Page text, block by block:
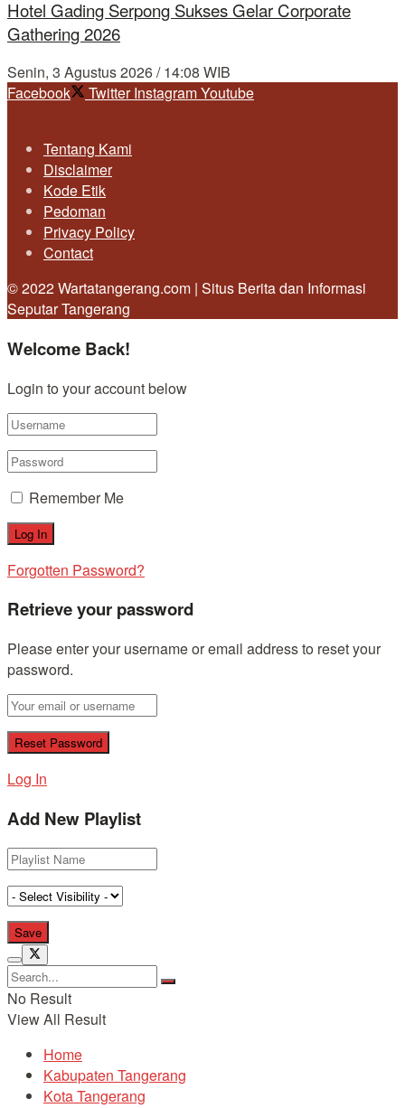
Hotel Gading Serpong Sukses Gelar Corporate
Gathering 2026
Senin, 3 Agustus 2026 / 14:08 WIB
Facebook
Twitter InstagramYoutube
Tentang Kami
Disclaimer
Kode Etik
Pedoman
Privacy Policy
Contact
© 2022 Wartatangerang.com | Situs Berita dan Informasi
Seputar Tangerang
Welcome Back!
Login to your account below
Remember Me
Forgotten Password?
Retrieve your password
Please enter your username or email address to reset your
password.
Log In
Add New Playlist
No Result
View All Result
Home
Kabupaten Tangerang
Kota Tangerang